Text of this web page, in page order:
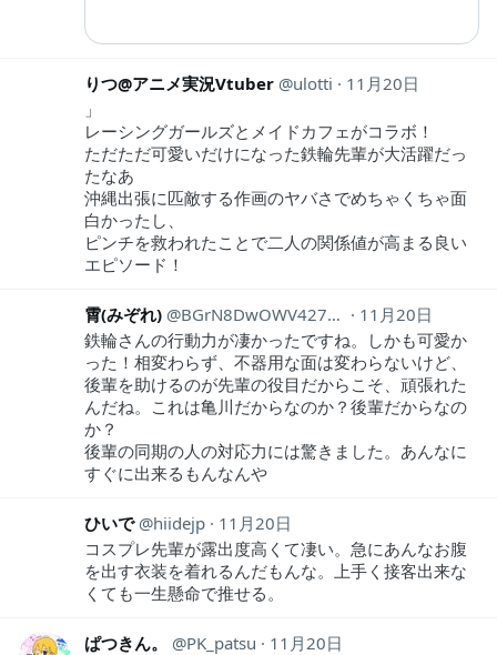
りつ@アニメ実況Vtuber ulotti
11月20日
」
レーシングガールズとメイドカフェがコラボ！
ただただ可愛いだけになった鉄輪先輩が大活躍だっ
たなあ
沖縄出張に匹敵する作画のヤバさでめちゃくちゃ面
白かったし、
ピンチを救われたことで二人の関係値が高まる良い
エピソード！
霄(みぞれ) BGrN8DwOWV42781
11月20日
鉄輪さんの行動力が凄かったですね。しかも可愛か
った！相変わらず、不器用な面は変わらないけど、
後輩を助けるのが先輩の役目だからこそ、頑張れた
んだね。これは亀川だからなのか？後輩だからなの
か？
後輩の同期の人の対応力には驚きました。あんなに
すぐに出来るもんなんや
ひいで hiidejp
11月20日
コスプレ先輩が露出度高くて凄い。急にあんなお腹
を出す衣装を着れるんだもんな。上手く接客出来な
くても一生懸命で推せる。
ぱつきん。 PK_patsu
11月20日